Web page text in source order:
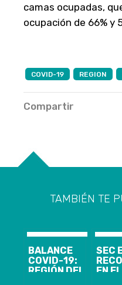
camas ocupadas,
ocupación de 66% y
COVID-19 REGION
Compartir
TAMBIÉN TE
BALANCE
COVID-19:
REGIÓN DEL
SEC
EN